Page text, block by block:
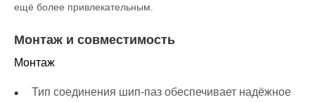
ещё более привлекательным.
Монтаж и совместимость
Монтаж
Тип соединения шип-паз обеспечивает надёжное